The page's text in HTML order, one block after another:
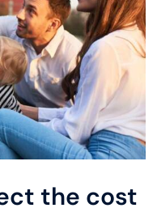
the cost